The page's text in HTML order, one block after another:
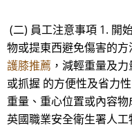
(二) 員工注意事項 1. 開
物或提東西避免傷害的
護膝推薦 ，減輕重量及
或抓握 的方便性及省力
重量、重心位置或內容
英國職業安全衛生署人